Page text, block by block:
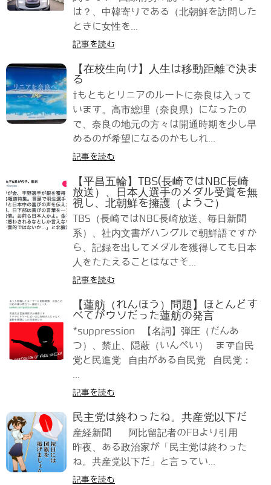
は？、中韓寄りである（北朝鮮を訪問した
ときに女性を...
記事を読む
【在校生向け】人生は移動距離で決ま
る
⇧もともとリニアのルートに奈良は入って
います。高市総理（奈良県）になったの
で、奈良の地元の方々は開通時期を少し早
めるのが希望になるのかもしれ...
記事を読む
【平昌五輪】TBS(長崎ではNBC長崎
放送）、日本人選手のメダル受賞を無
視し、北朝鮮を擁護（ようご）
TBS（長崎ではNBC長崎放送、毎日新聞
系）、社内文書がハングルで朝鮮語ですか
ら、記録を出してメダルを獲得しても日本
人をたたえることはなさそ...
記事を読む
【蓮舫（れんほう）問題】ほとんどす
べてがウソだった蓮舫の発言
*suppression 【名詞】弾圧（だんあ
つ）、禁止、隠蔽（いんぺい） まず自民
党と民進党 自由がある自民党 自民党：
記事を読む
民主党は終わったね。共産党以下だ
産経新聞 阿比留記者のFBより引用
昨夜、ある政治家が「民主党は終わった
ね。共産党以下だ」と言ってい...
記事を読む